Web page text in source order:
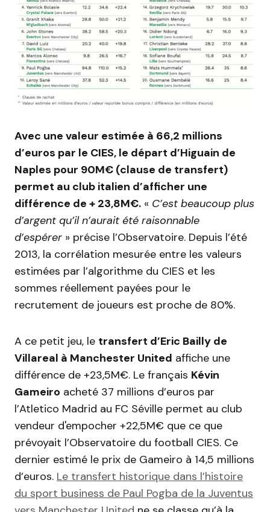
Avec une valeur estimée à 66,2 millions
d’euros par le CIES, le départ d’Higuain de
Naples pour 90M€ (clause de transfert)
permet au club italien d’afficher une
différence de + 23,8M€. « C’est beaucoup plus
d’argent qu’il n’aurait été raisonnable
d’espérer » précise l’Observatoire. Depuis l’été
2013, la corrélation mesurée entre les valeurs
estimées par l’algorithme du CIES et les
sommes réellement payées pour le
recrutement de joueurs est proche de 80%.
A ce petit jeu, le transfert d’Eric Bailly de
Villareal à Manchester United affiche une
différence de +23,5M€. Le français Kévin
Gameiro acheté 37 millions d’euros par
l’Atletico Madrid au FC Séville permet au club
vendeur d'empocher +22,5M€ que ce que
prévoyait l’Observatoire du football CIES. Ce
dernier estimé le prix de Gameiro à 14,5 millions
d’euros. Le transfert historique dans l’histoire
du sport business de Paul Pogba de la Juventus